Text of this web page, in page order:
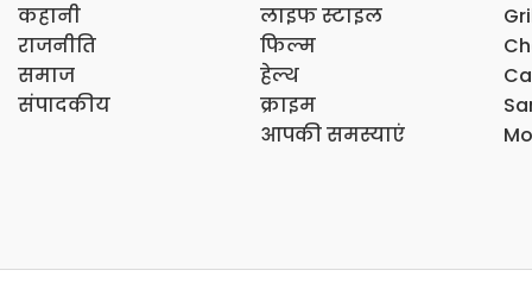
कहानी
राजनीति
समाज
संपादकीय
लाइफ स्टाइल
फिल्म
हेल्थ
क्राइम
आपकी समस्याएं